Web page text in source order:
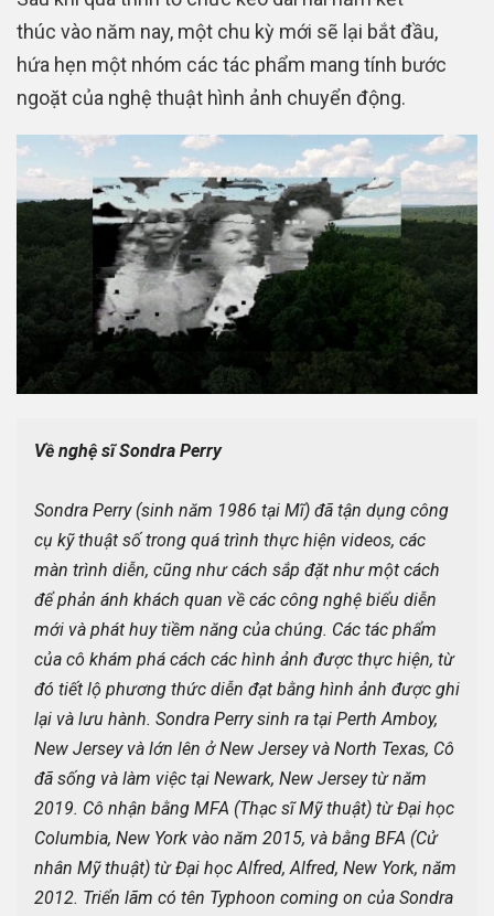
thúc vào năm nay, một chu kỳ mới sẽ lại bắt đầu,
hứa hẹn một nhóm các tác phẩm mang tính bước
ngoặt của nghệ thuật hình ảnh chuyển động.
Về nghệ sĩ Sondra Perry
Sondra Perry (sinh năm 1986 tại Mĩ) đã tận dụng công
cụ kỹ thuật số trong quá trình thực hiện videos, các
màn trình diễn, cũng như cách sắp đặt như một cách
để phản ánh khách quan về các công nghệ biểu diễn
mới và phát huy tiềm năng của chúng. Các tác phẩm
của cô khám phá cách các hình ảnh được thực hiện, từ
đó tiết lộ phương thức diễn đạt bằng hình ảnh được ghi
lại và lưu hành. Sondra Perry sinh ra tại Perth Amboy,
New Jersey và lớn lên ở New Jersey và North Texas, Cô
đã sống và làm việc tại Newark, New Jersey từ năm
2019. Cô nhận bằng MFA (Thạc sĩ Mỹ thuật) từ Đại học
Columbia, New York vào năm 2015, và bằng BFA (Cử
nhân Mỹ thuật) từ Đại học Alfred, Alfred, New York, năm
2012. Triển lãm có tên Typhoon coming on của Sondra